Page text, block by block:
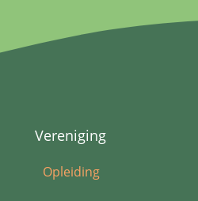
Vereniging
Opleiding